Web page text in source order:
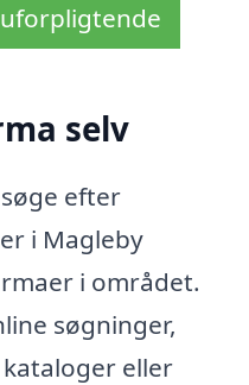
selv
efter
i Magleby
i området.
søgninger,
eller